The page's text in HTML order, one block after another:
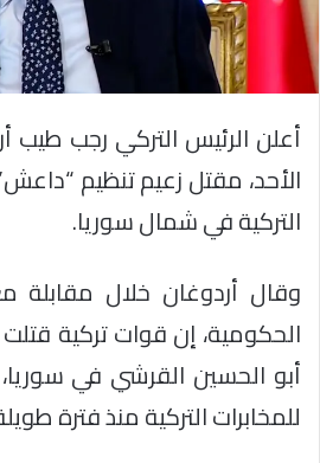
أعلن الرئيس التركي رجب
الأحد، مقتل زعيم تنظيم
التركية في شمال سوريا.
وقال أردوغان خلال مقابلة
الحكومية، إن قوات تركية
أبو الحسين القرشي في
للمخابرات التركية منذ فترة